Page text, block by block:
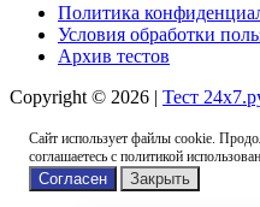
Политика
Условия обработки
Архив тестов
Copyright © 2026 | Тест
Сайт использует файлы cookie.
соглашаетесь с политикой
Согласен Закрыть